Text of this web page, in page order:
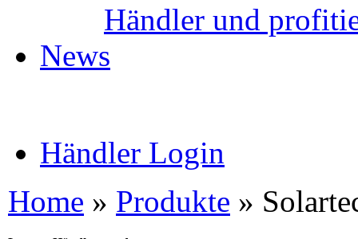
Händler und
News
Händler Login
Home » Produkte »